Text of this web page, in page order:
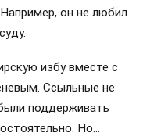
он не любил
избу вместе с
Ссыльные не
поддерживать
Но…